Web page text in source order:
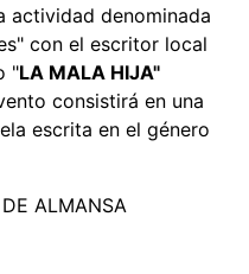
actividad denominada
con el escritor local
"LA MALA HIJA"
consistirá en una
escrita en el género
ALMANSA